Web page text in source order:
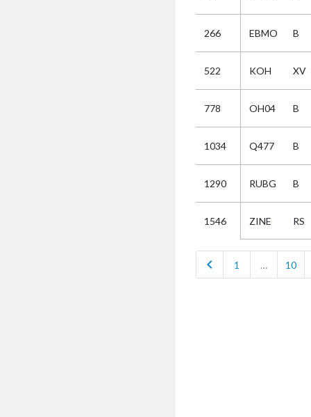
266 EBMO B
522 KOH XV
778 OH04 B
1034 Q477 B
1290 RUBG B
1546 ZINE RS
chevron_left 1 … 10